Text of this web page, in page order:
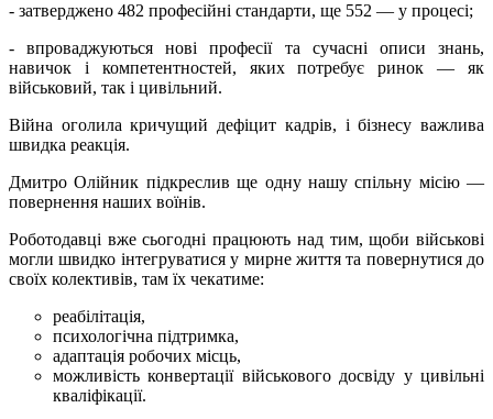
- затверджено 482 професійні стандарти, ще 552 — у процесі;
- впроваджуються нові професії та сучасні описи знань,
навичок і компетентностей, яких потребує ринок — як
військовий, так і цивільний.
Війна оголила кричущий дефіцит кадрів, і бізнесу важлива
швидка реакція.
Дмитро Олійник підкреслив ще одну нашу спільну місію —
повернення наших воїнів.
Роботодавці вже сьогодні працюють над тим, щоби військові
могли швидко інтегруватися у мирне життя та повернутися до
своїх колективів, там їх чекатиме:
реабілітація,
психологічна підтримка,
адаптація робочих місць,
можливість конвертації військового досвіду у цивільні
кваліфікації.